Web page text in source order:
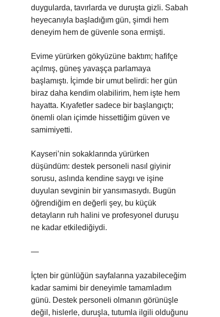
duygularda, tavırlarda ve duruşta gizli. Sabah
heyecanıyla başladığım gün, şimdi hem
deneyim hem de güvenle sona ermişti.
Evime yürürken gökyüzüne baktım; hafifçe
açılmış, güneş yavaşça parlamaya
başlamıştı. İçimde bir umut belirdi: her gün
biraz daha kendim olabilirim, hem işte hem
hayatta. Kıyafetler sadece bir başlangıçtı;
önemli olan içimde hissettiğim güven ve
samimiyetti.
Kayseri’nin sokaklarında yürürken
düşündüm: destek personeli nasıl giyinir
sorusu, aslında kendine saygı ve işine
duyulan sevginin bir yansımasıydı. Bugün
öğrendiğim en değerli şey, bu küçük
detayların ruh halini ve profesyonel duruşu
ne kadar etkilediğiydi.
—
İçten bir günlüğün sayfalarına yazabileceğim
kadar samimi bir deneyimle tamamladım
günü. Destek personeli olmanın görünüşle
değil, hislerle, duruşla, tutumla ilgili olduğunu